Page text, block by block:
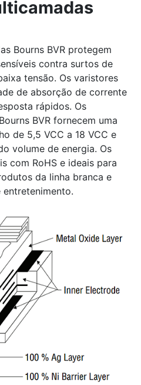
Bourns BVR protegem
contra surtos de
tensão. Os varistores
de absorção de corrente
rápidos. Os
BVR fornecem uma
de 5,5 VCC a 18 VCC e
volume de energia. Os
com RoHS e ideais para
da linha branca e